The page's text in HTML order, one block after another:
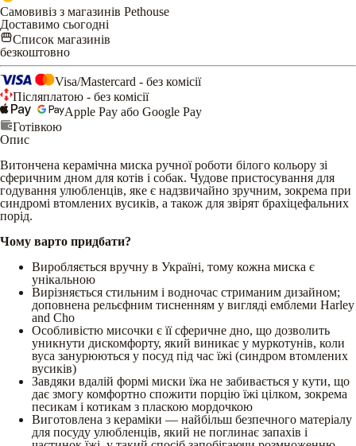
Самовивіз з магазинів Pethouse
Доставимо сьогодні
Список магазинів
безкоштовно
Visa/Mastercard - без комісії
Післяплатою - без комісії
Apple Pay або Google Pay
Готівкою
Опис
Витончена керамічна миска ручної роботи білого кольору зі
сферичним дном для котів і собак. Чудове пристосування для
годування улюбленців, яке є надзвичайно зручним, зокрема при
синдромі втомлених вусиків, а також для звірят брахіцефальних
порід.
Чому варто придбати?
Виробляється вручну в Україні, тому кожна миска є
унікальною
Вирізняється стильним і водночас стриманим дизайном;
доповнена рельєфним тисненням у вигляді емблеми Harley
and Cho
Особливістю мисочки є її сферичне дно, що дозволить
уникнути дискомфорту, який виникає у муркотунів, коли
вуса занурюються у посуд під час їжі (синдром втомлених
вусиків)
Завдяки вдалій формі миски їжа не забивається у кути, що
дає змогу комфортно спожити порцію їжі цілком, зокрема
песикам і котикам з пласкою мордочкою
Виготовлена з кераміки — найбільш безпечного матеріалу
для посуду улюбленців, який не поглинає запахів і